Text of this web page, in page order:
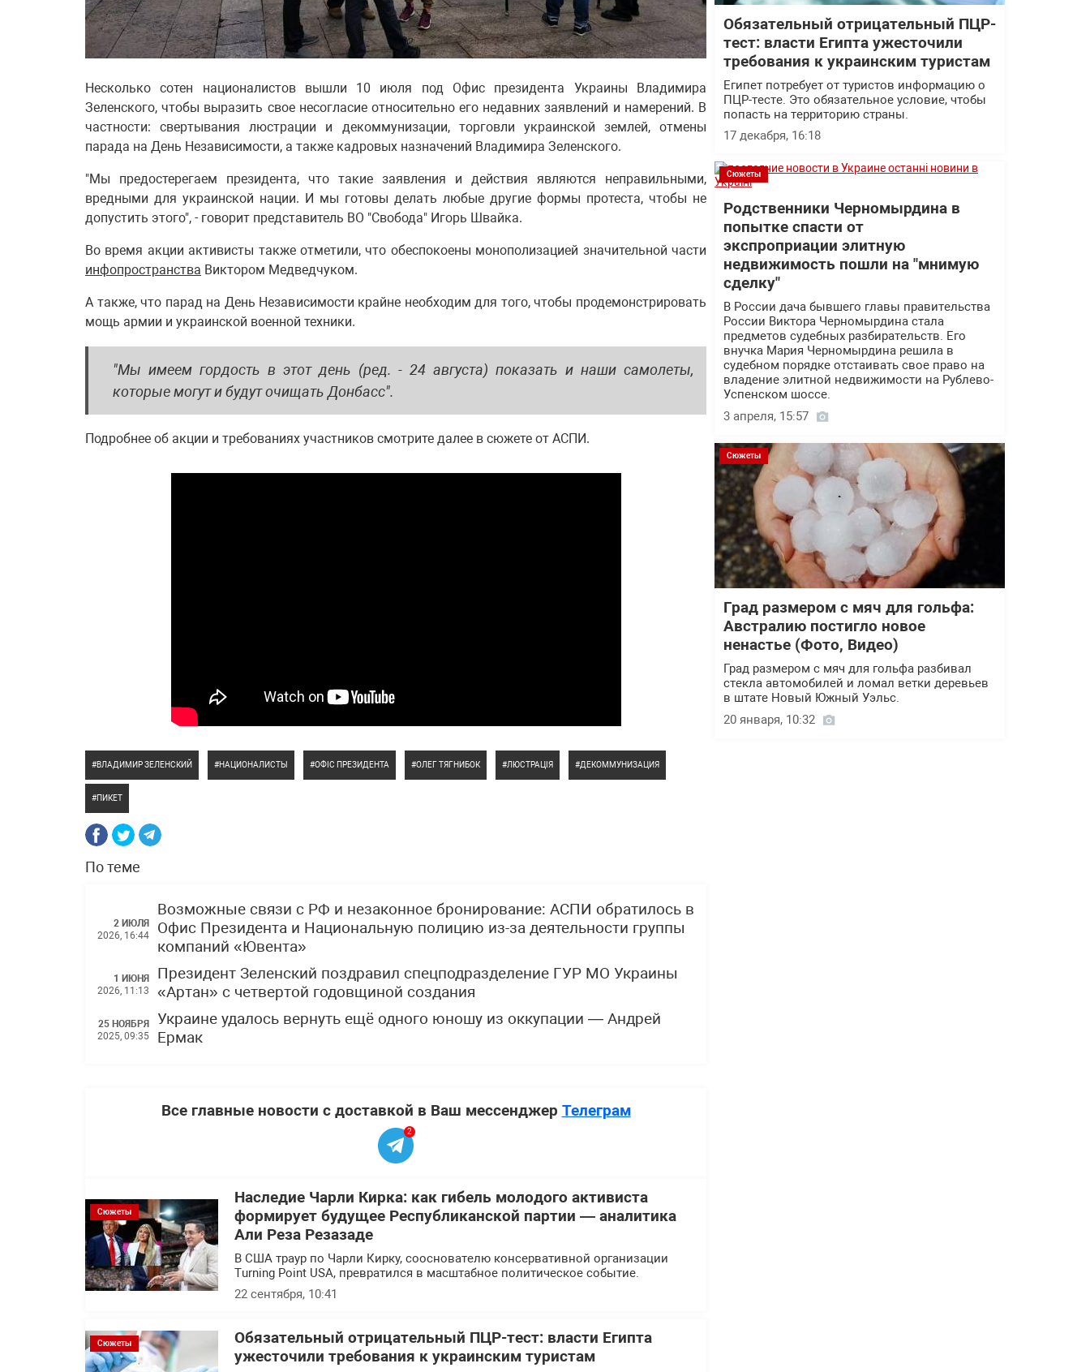
Несколько сотен националистов вышли 10 июля под Офис президента Украины Владимира
Зеленского, чтобы выразить свое несогласие относительно его недавних заявлений и намерений. В
частности: свертывания люстрации и декоммунизации, торговли украинской землей, отмены
парада на День Независимости, а также кадровых назначений Владимира Зеленского.
"Мы предостерегаем президента, что такие заявления и действия являются неправильными,
вредными для украинской нации. И мы готовы делать любые другие формы протеста, чтобы не
допустить этого", - говорит представитель ВО "Свобода" Игорь Швайка.
Во время акции активисты также отметили, что обеспокоены монополизацией значительной части
инфопространства Виктором Медведчуком.
А также, что парад на День Независимости крайне необходим для того, чтобы продемонстрировать
мощь армии и украинской военной техники.
"Мы имеем гордость в этот день (ред. - 24 августа) показать и наши самолеты,
которые могут и будут очищать Донбасс".
Подробнее об акции и требованиях участников смотрите далее в сюжете от АСПИ.
ВЛАДИМИР ЗЕЛЕНСКИЙ НАЦИОНАЛИСТЫ ОФІС ПРЕЗИДЕНТА ОЛЕГ ТЯГНИБОК ЛЮСТРАЦІЯ ДЕКОММУНИЗАЦИЯ
ПИКЕТ
По теме
2 ИЮЛЯ
2026, 16:44
Возможные связи с РФ и незаконное бронирование: АСПИ обратилось в
Офис Президента и Национальную полицию из-за деятельности группы
компаний «Ювента»
1 ИЮНЯ
2026, 11:13
Президент Зеленский поздравил спецподразделение ГУР МО Украины
«Артан» с четвертой годовщиной создания
25 НОЯБРЯ
2025, 09:35
Украине удалось вернуть ещё одного юношу из оккупации — Андрей
Ермак
Все главные новости с доставкой в Ваш мессенджер Телеграм
2
Сюжеты
Наследие Чарли Кирка: как гибель молодого активиста
формирует будущее Республиканской партии — аналитика
Али Реза Резазаде
В США траур по Чарли Кирку, сооснователю консервативной организации
Turning Point USA, превратился в масштабное политическое событие.
22 сентября, 10:41
Сюжеты
Обязательный отрицательный ПЦР-тест: власти Египта
ужесточили требования к украинским туристам
Обязательный отрицательный ПЦР-
тест: власти Египта ужесточили
требования к украинским туристам
Египет потребует от туристов информацию о
ПЦР-тесте. Это обязательное условие, чтобы
попасть на территорию страны.
17 декабря, 16:18
Сюжеты
Родственники Черномырдина в
попытке спасти от
экспроприации элитную
недвижимость пошли на "мнимую
сделку"
В России дача бывшего главы правительства
России Виктора Черномырдина стала
предметов судебных разбирательств. Его
внучка Мария Черномырдина решила в
судебном порядке отстаивать свое право на
владение элитной недвижимости на Рублево-
Успенском шоссе.
3 апреля, 15:57
Сюжеты
Град размером с мяч для гольфа:
Австралию постигло новое
ненастье (Фото, Видео)
Град размером с мяч для гольфа разбивал
стекла автомобилей и ломал ветки деревьев
в штате Новый Южный Уэльс.
20 января, 10:32